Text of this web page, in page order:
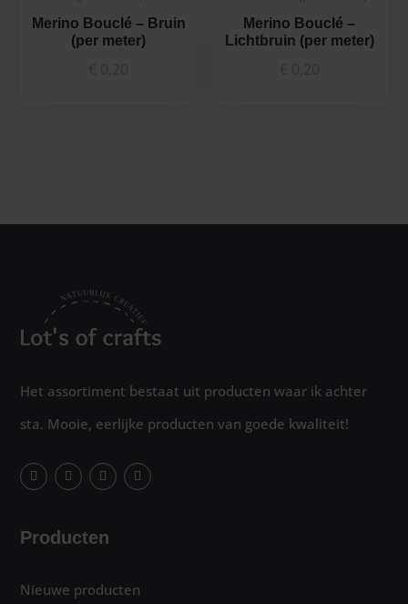
Merino Bouclé – Bruin
(per meter)
Merino Bouclé –
Lichtbruin (per meter)
Het assortiment bestaat uit producten waar ik achter
sta. Mooie, eerlijke producten van goede kwaliteit!
Producten
Nieuwe producten